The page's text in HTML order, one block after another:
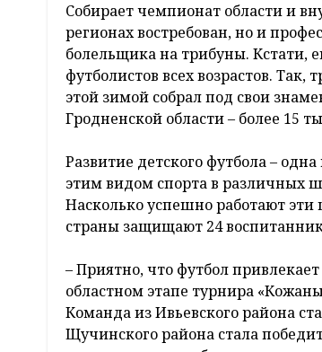
Собирает чемпионат области и
регионах востребован, но и
болельщика на трибуны. Кстати,
футболистов всех возрастов.
этой зимой собрал под свои
Гродненской области – более 15
Развитие детского футбола –
этим видом спорта в различных
Насколько успешно работают эти
страны защищают 24
– Приятно, что футбол
областном этапе турнира
Команда из Ивьевского района
Щучинского района стала